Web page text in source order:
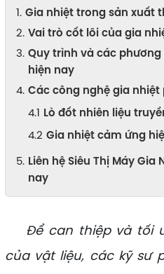
Gia nhiệt trong sản xuất
Vai trò cốt lõi của gia
Quy trình và các
hiện nay
Các công nghệ gia
Lò đốt nhiên liệu
Gia nhiệt cảm ứng
Liên hệ Siêu Thị Máy
nay
Để can thiệp và tối
của vật liệu, các kỹ sư